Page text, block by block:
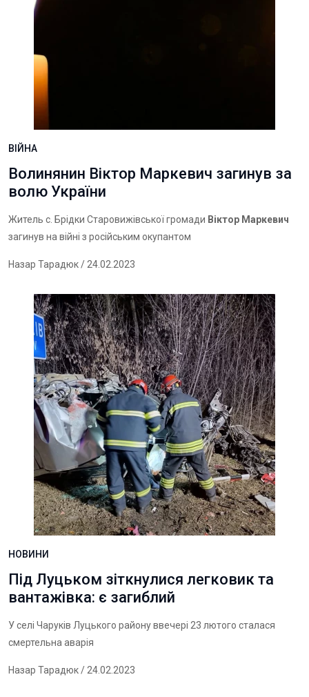
ВІЙНА
Волинянин Віктор Маркевич загинув за
волю України
Житель с. Брідки Старовижівської громади Віктор Маркевич
загинув на війні з російським окупантом
Назар Тарадюк/ 24.02.2023
НОВИНИ
Під Луцьком зіткнулися легковик та
вантажівка: є загиблий
У селі Чаруків Луцького району ввечері 23 лютого сталася
смертельна аварія
Назар Тарадюк/ 24.02.2023